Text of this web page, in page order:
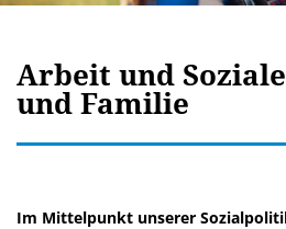
Arbeit und
und Familie
Im Mittelpunkt unserer